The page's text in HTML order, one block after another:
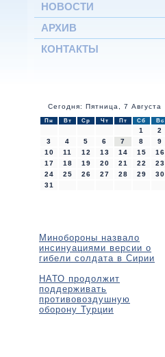
НОВОСТИ
АРХИВ
КОНТАКТЫ
Сегодня: Пятница, 7 Августа
Пн Вт Ср Чт Пт Сб Вс
1
2
3
4 5 6 7 8
9
10
11 12 13 14 15
16
17
18 19 20 21 22
23
24
25 26 27 28 29
30
31
Минобороны назвало
инсинуациями версии о
гибели солдата в Сирии
НАТО продолжит
поддерживать
противовоздушную
оборону Турции